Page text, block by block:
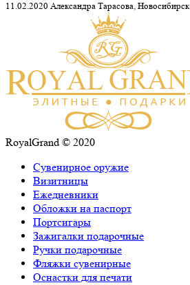
11.02.2020 Александра Тарасова, Новосибирск
RoyalGrand © 2020
Сувенирное оружие
Визитницы
Ежедневники
Обложки на паспорт
Портсигары
Зажигалки подарочные
Ручки подарочные
Фляжки сувенирные
Оснастки для печати